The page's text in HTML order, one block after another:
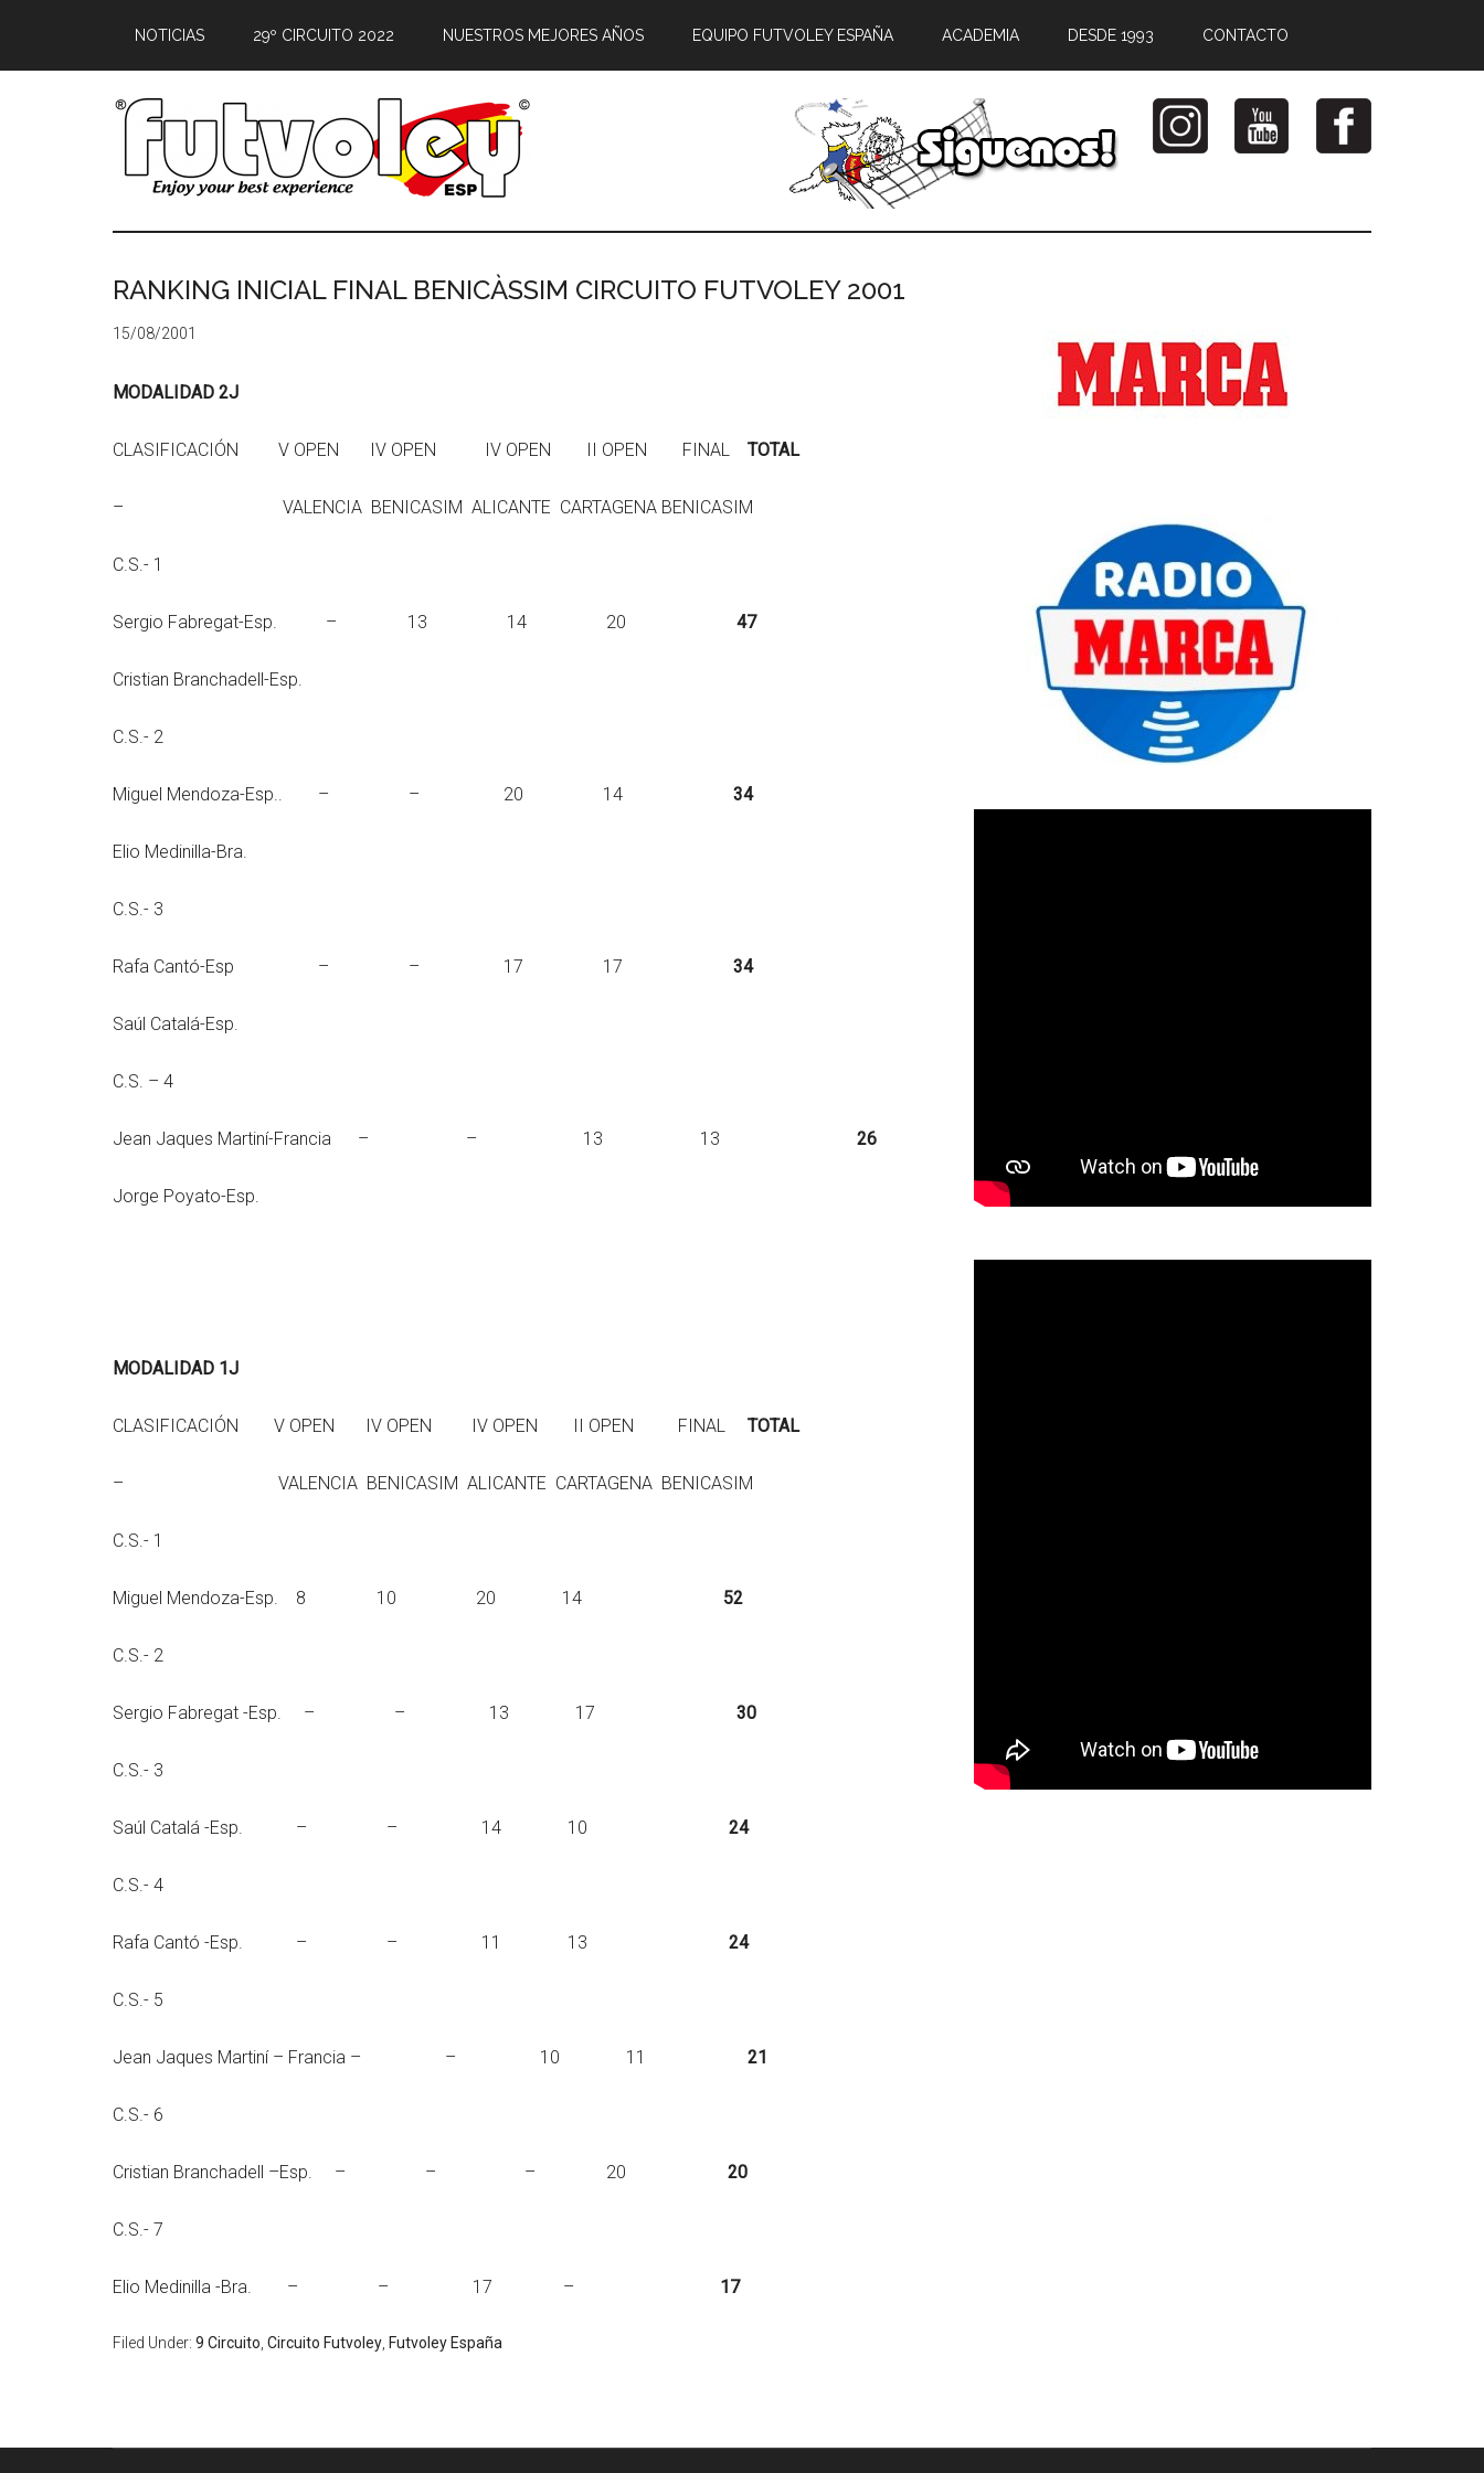
NOTICIAS 29º CIRCUITO 2022 NUESTROS MEJORES AÑOS EQUIPO FUTVOLEY ESPAÑA ACADEMIA DESDE 1993 CONTACTO
RANKING INICIAL FINAL BENICÀSSIM CIRCUITO FUTVOLEY 2001
15/08/2001
MODALIDAD 2J
CLASIFICACIÓN V OPEN IV OPEN IV OPEN II OPEN FINAL TOTAL
– VALENCIA BENICASIM ALICANTE CARTAGENA BENICASIM
C.S.- 1
Sergio Fabregat-Esp. – 13 14 20 47
Cristian Branchadell-Esp.
C.S.- 2
Miguel Mendoza-Esp.. – – 20 14 34
Elio Medinilla-Bra.
C.S.- 3
Rafa Cantó-Esp – – 17 17 34
Saúl Catalá-Esp.
C.S. – 4
Jean Jaques Martiní-Francia – – 13 13 26
Jorge Poyato-Esp.
MODALIDAD 1J
CLASIFICACIÓN V OPEN IV OPEN IV OPEN II OPEN FINAL TOTAL
– VALENCIA BENICASIM ALICANTE CARTAGENA BENICASIM
C.S.- 1
Miguel Mendoza-Esp. 8 10 20 14 52
C.S.- 2
Sergio Fabregat -Esp. – – 13 17 30
C.S.- 3
Saúl Catalá -Esp. – – 14 10 24
C.S.- 4
Rafa Cantó -Esp. – – 11 13 24
C.S.- 5
Jean Jaques Martiní – Francia – – 10 11 21
C.S.- 6
Cristian Branchadell –Esp. – – – 20 20
C.S.- 7
Elio Medinilla -Bra. – – 17 – 17
Filed Under: 9 Circuito Circuito Futvoley Futvoley España